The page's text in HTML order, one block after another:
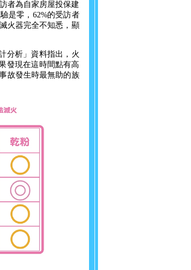
者為自家房屋投保建
是零，62%的受訪者
火器完全不知悉，顯
分析」資料指出，火
發現在這時間點有高
故發生時最無助的族